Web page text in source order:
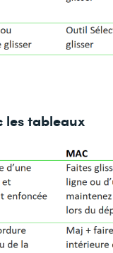
les tableaux